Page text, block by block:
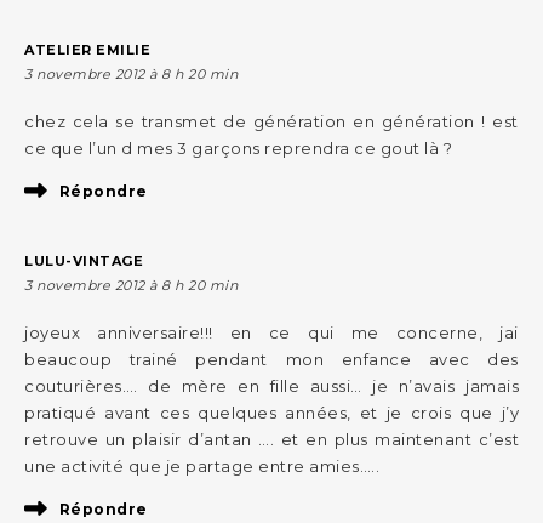
ATELIER EMILIE
3 novembre 2012 à 8 h 20 min
chez cela se transmet de génération en génération ! est
ce que l’un d mes 3 garçons reprendra ce gout là ?
Répondre
LULU-VINTAGE
3 novembre 2012 à 8 h 20 min
joyeux anniversaire!!! en ce qui me concerne, jai
beaucoup trainé pendant mon enfance avec des
couturières…. de mère en fille aussi… je n’avais jamais
pratiqué avant ces quelques années, et je crois que j’y
retrouve un plaisir d’antan …. et en plus maintenant c’est
une activité que je partage entre amies…..
Répondre